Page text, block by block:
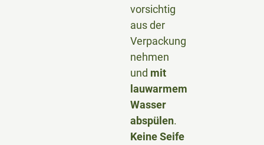
vorsichtig
aus der
Verpackung
nehmen
und mit
lauwarmem
Wasser
abspülen.
Keine Seife